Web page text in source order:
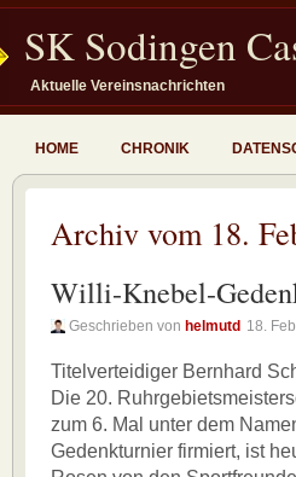
SK Sodingen
Aktuelle Vereinsnachrichten
HOME CHRONIK
Archiv vom 18.
Willi-Knebel-
Geschrieben von helmutd 18.
Titelverteidiger Bernhard
Die 20.
zum 6. Mal unter dem
Gedenkturnier firmiert, ist